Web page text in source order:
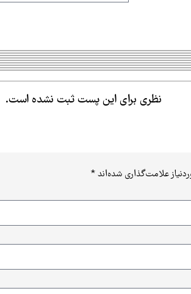
نظری برای این پست ثبت نشده است.
علامت‌گذاری شده‌اند*